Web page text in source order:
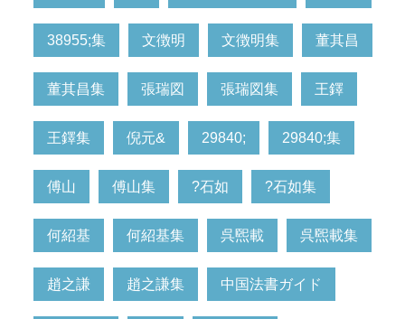
38955;集 文徴明 文徴明集 董其昌
董其昌集 張瑞図 張瑞図集 王鐸
王鐸集 倪元& 29840; 29840;集
傅山 傅山集 ?石如 ?石如集
何紹基 何紹基集 呉煕載 呉煕載集
趙之謙 趙之謙集 中国法書ガイド